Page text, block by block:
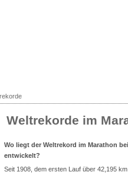
Weltrekorde im
Wo liegt der Weltrekord im Marathon
entwickelt?
Seit 1908, dem ersten Lauf über 42,195